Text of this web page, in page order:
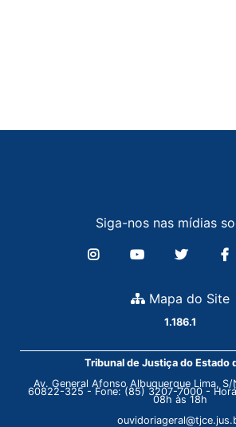
Siga-nos nas mídias
Mapa do Site
1.186.1
Tribunal de Justiça do Estado
Av. General Afonso Albuquerque Lima, S/
60822-325 - Fone: (85) 3207-7000 -
08h às 18h